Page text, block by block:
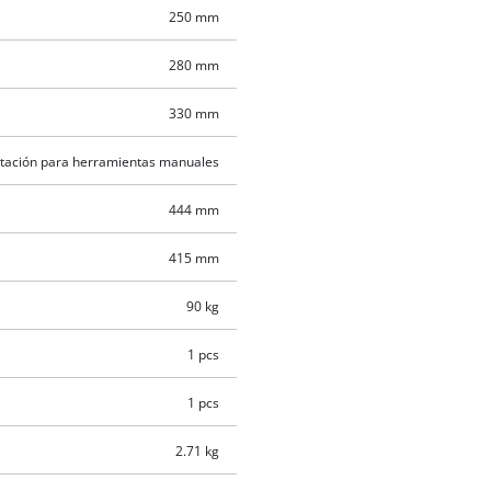
250 mm
280 mm
330 mm
para herramientas manuales
444 mm
415 mm
90 kg
1 pcs
1 pcs
2.71 kg